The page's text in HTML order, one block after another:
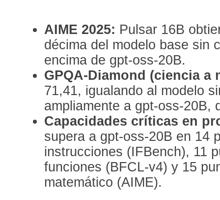
AIME 2025: Pulsar 16B
décima del modelo base sin
encima de gpt-oss-20B.
GPQA-Diamond (ciencia
71,41, igualando al modelo
ampliamente a gpt-oss-20B,
Capacidades críticas en
supera a gpt-oss-20B en 14
instrucciones (IFBench), 11
funciones (BFCL-v4) y 15
matemático (AIME).